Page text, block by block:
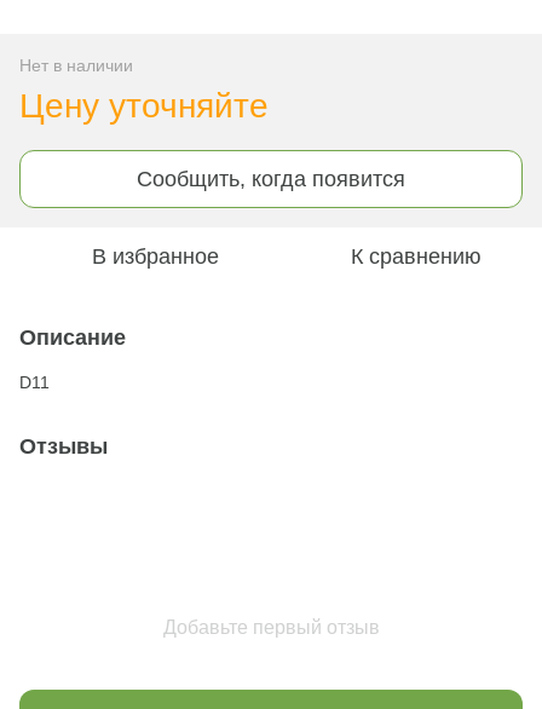
Нет в наличии
Цену уточняйте
Сообщить, когда появится
В избранное К сравнению
Описание
D11
Отзывы
Добавьте первый отзыв